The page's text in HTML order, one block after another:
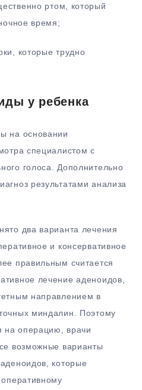
ртом, который
время;
которые трудно
у ребенка
на основании
специалистом с
голоса. Дополнительно
результатами анализа
два варианта лечения
и консервативное
правильным считается
лечение аденоидов,
направлением в
миндалин. Поэтому
на операцию, врачи
возможные варианты
которые